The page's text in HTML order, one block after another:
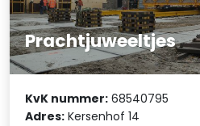
Prachtjuweeltjes
KvK nummer: 68540795
Adres: Kersenhof 14